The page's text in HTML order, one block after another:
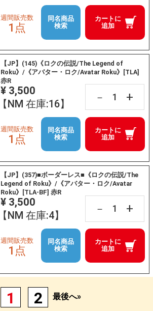
カートに
追加
週間販売数
1点
同名商品
検索
【JP】(145)《ロクの伝説/The Legend of
Roku》/《アバター・ロク/Avatar Roku》[TLA]
赤R
¥ 3,500
【NM 在庫:16】
－ +
カートに
追加
週間販売数
1点
同名商品
検索
【JP】(357)■ボーダーレス■《ロクの伝説/The
Legend of Roku》/《アバター・ロク/Avatar
Roku》[TLA-BF] 赤R
¥ 3,500
【NM 在庫:4】
－ +
カートに
追加
週間販売数
1点
同名商品
検索
1 2 最後へ»